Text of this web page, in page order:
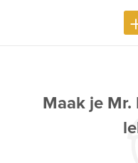
Maak je